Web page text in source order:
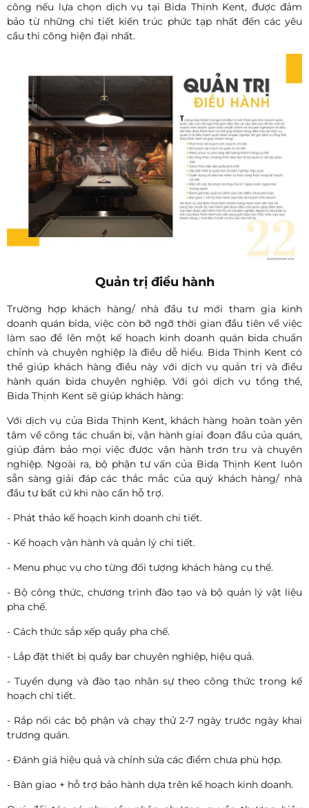
công nếu lựa chọn dịch vụ tại Bida Thịnh Kent, được đảm
bảo từ những chi tiết kiến trúc phức tạp nhất đến các yêu
cầu thi công hiện đại nhất.
Quản trị điều hành
Trường hợp khách hàng/ nhà đầu tư mới tham gia kinh
doanh quán bida, việc còn bỡ ngỡ thời gian đầu tiên về việc
làm sao để lên một kế hoạch kinh doanh quán bida chuẩn
chỉnh và chuyên nghiệp là điều dễ hiểu. Bida Thịnh Kent có
thể giúp khách hàng điều này với dịch vụ quản trị và điều
hành quán bida chuyên nghiệp. Với gói dịch vụ tổng thể,
Bida Thịnh Kent sẽ giúp khách hàng:
Với dịch vụ của Bida Thịnh Kent, khách hàng hoàn toàn yên
tâm về công tác chuẩn bị, vận hành giai đoạn đầu của quán,
giúp đảm bảo mọi việc được vận hành trơn tru và chuyên
nghiệp. Ngoài ra, bộ phận tư vấn của Bida Thịnh Kent luôn
sẵn sàng giải đáp các thắc mắc của quý khách hàng/ nhà
đầu tư bất cứ khi nào cần hỗ trợ.
- Phát thảo kế hoạch kinh doanh chi tiết.
- Kế hoạch vận hành và quản lý chi tiết.
- Menu phục vụ cho từng đối tượng khách hàng cụ thể.
- Bộ công thức, chương trình đào tạo và bộ quản lý vật liệu
pha chế.
- Cách thức sắp xếp quầy pha chế.
- Lắp đặt thiết bị quầy bar chuyên nghiệp, hiệu quả.
- Tuyển dụng và đào tạo nhân sự theo công thức trong kế
hoạch chi tiết.
- Rắp nối các bộ phận và chạy thử 2-7 ngày trước ngày khai
trương quán.
- Đánh giá hiệu quả và chỉnh sửa các điểm chưa phù hợp.
- Bàn giao + hỗ trợ bảo hành dựa trên kế hoạch kinh doanh.